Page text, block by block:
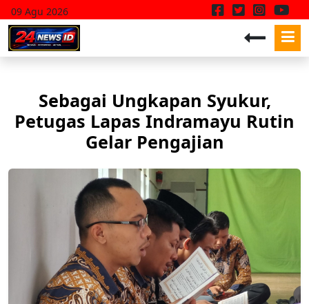
09 Agu 2026
Sebagai Ungkapan Syukur,
Petugas Lapas Indramayu Rutin
Gelar Pengajian